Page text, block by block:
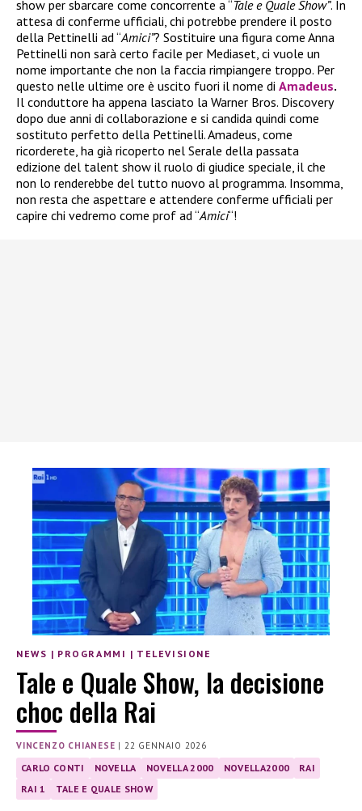
show per sbarcare come concorrente a “Tale e Quale Show”. In
attesa di conferme ufficiali, chi potrebbe prendere il posto
della Pettinelli ad “Amici”? Sostituire una figura come Anna
Pettinelli non sarà certo facile per Mediaset, ci vuole un
nome importante che non la faccia rimpiangere troppo. Per
questo nelle ultime ore è uscito fuori il nome di Amadeus.
Il conduttore ha appena lasciato la Warner Bros. Discovery
dopo due anni di collaborazione e si candida quindi come
sostituto perfetto della Pettinelli. Amadeus, come
ricorderete, ha già ricoperto nel Serale della passata
edizione del talent show il ruolo di giudice speciale, il che
non lo renderebbe del tutto nuovo al programma. Insomma,
non resta che aspettare e attendere conferme ufficiali per
capire chi vedremo come prof ad “Amici“!
NEWS | PROGRAMMI | TELEVISIONE
Tale e Quale Show, la decisione
choc della Rai
VINCENZO CHIANESE |22 GENNAIO 2026
CARLO CONTI NOVELLA NOVELLA 2000 NOVELLA2000
RAI
RAI 1
TALE E QUALE SHOW